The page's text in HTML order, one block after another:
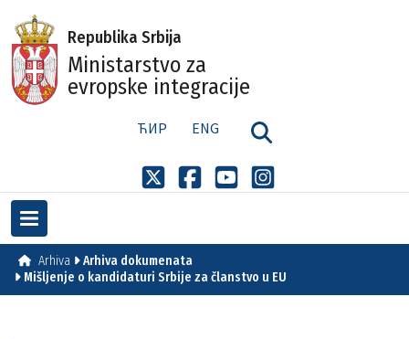
Republika Srbija
Ministarstvo za
evropske integracije
ЋИР ENG
Arhiva
Arhiva dokumenata
Mišljenje o kandidaturi Srbije za članstvo u EU